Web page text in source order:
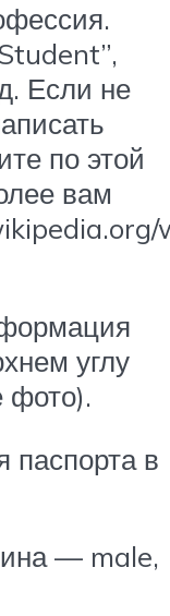
Если не
по этой
вам
углу
фото).
паспорта в
— male,